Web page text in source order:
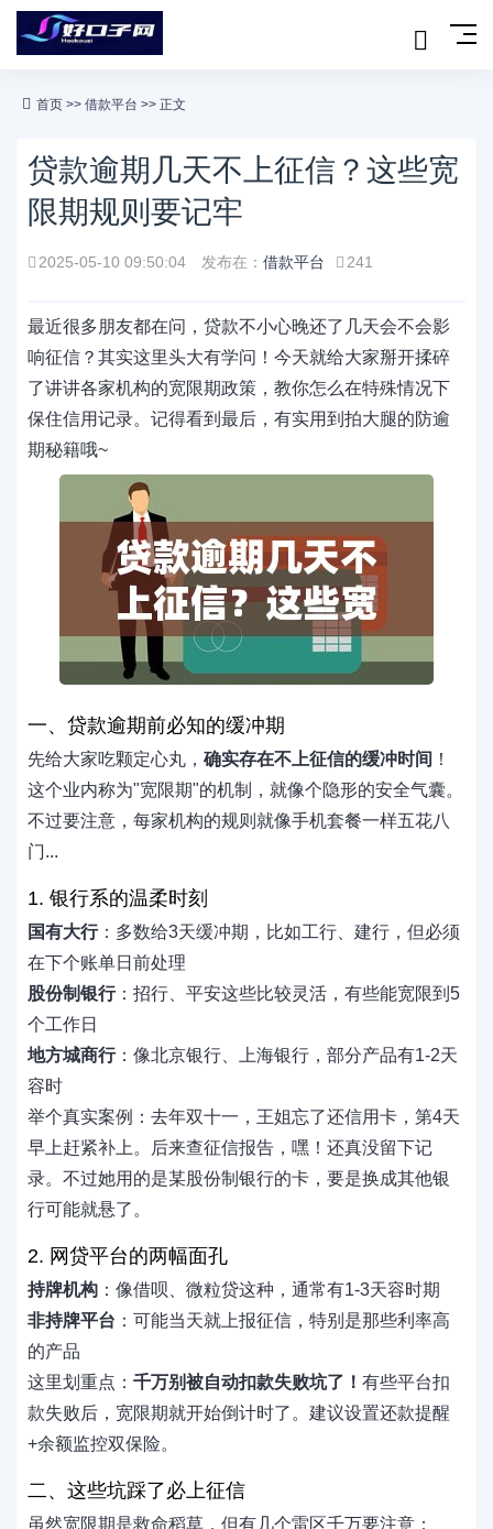
首页 >> 借款平台 >> 正文
贷款逾期几天不上征信？这些宽
限期规则要记牢
2025-05-10 09:50:04 发布在： 借款平台 241
最近很多朋友都在问，贷款不小心晚还了几天会不会影
响征信？其实这里头大有学问！今天就给大家掰开揉碎
了讲讲各家机构的宽限期政策，教你怎么在特殊情况下
保住信用记录。记得看到最后，有实用到拍大腿的防逾
期秘籍哦~
一、贷款逾期前必知的缓冲期
先给大家吃颗定心丸， 确实存在不上征信的缓冲时间 ！
这个业内称为"宽限期"的机制，就像个隐形的安全气囊。
不过要注意，每家机构的规则就像手机套餐一样五花八
门...
1. 银行系的温柔时刻
国有大行：多数给3天缓冲期，比如工行、建行，但必须
在下个账单日前处理
股份制银行：招行、平安这些比较灵活，有些能宽限到5
个工作日
地方城商行：像北京银行、上海银行，部分产品有1-2天
容时
举个真实案例：去年双十一，王姐忘了还信用卡，第4天
早上赶紧补上。后来查征信报告，嘿！还真没留下记
录。不过她用的是某股份制银行的卡，要是换成其他银
行可能就悬了。
2. 网贷平台的两幅面孔
持牌机构 ：像借呗、微粒贷这种，通常有1-3天容时期
非持牌平台 ：可能当天就上报征信，特别是那些利率高
的产品
这里划重点： 千万别被自动扣款失败坑了！ 有些平台扣
款失败后，宽限期就开始倒计时了。建议设置还款提醒
+余额监控双保险。
二、这些坑踩了必上征信
虽然宽限期是救命稻草，但有几个雷区千万要注意：